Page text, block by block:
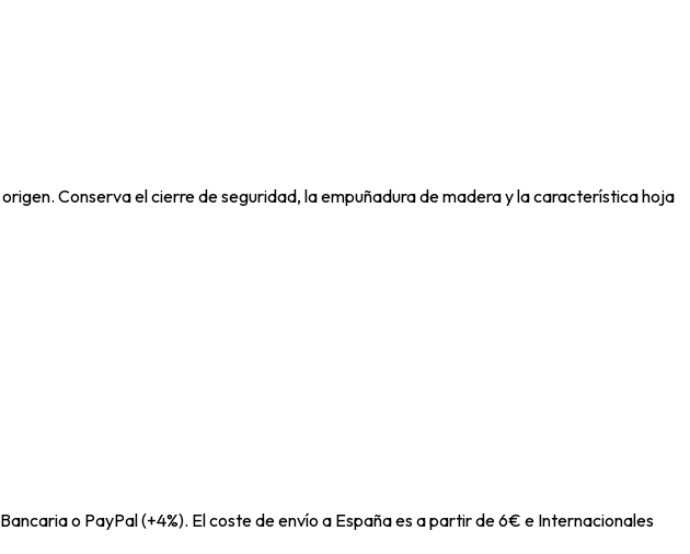
Conserva el cierre de seguridad, la empuñadura de madera y la característica hoja
o PayPal (+4%). El coste de envío a España es a partir de 6€ e Internacionales